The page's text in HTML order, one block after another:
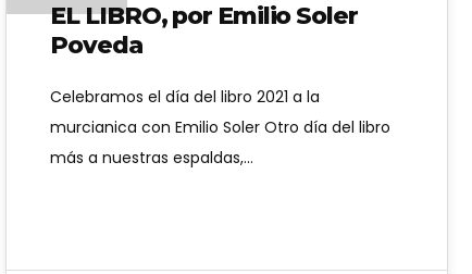
EL LIBRO, por Emilio Soler
Poveda
Celebramos el día del libro 2021 a la
murcianica con Emilio Soler Otro día del libro
más a nuestras espaldas,…